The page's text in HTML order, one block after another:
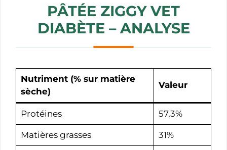
PÂTÉE ZIGGY VET
DIABÈTE – ANALYSE
Nutriment (% sur matière
sèche)
Valeur
Protéines 57,3%
Matières grasses 31%